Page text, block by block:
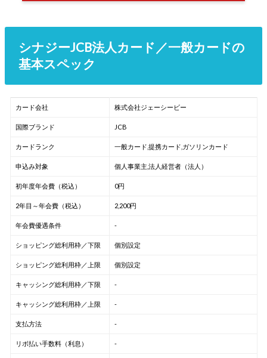
シナジーJCB法人カード／一般カードの
基本スペック
カード会社 株式会社ジェーシービー
国際ブランド JCB
カードランク 一般カード,提携カード,ガソリンカード
申込み対象 個人事業主,法人経営者（法人）
初年度年会費（税込） 0円
2年目～年会費（税込） 2,200円
年会費優遇条件 -
ショッピング総利用枠／下限 個別設定
ショッピング総利用枠／上限 個別設定
キャッシング総利用枠／下限 -
キャッシング総利用枠／上限 -
支払方法 -
リボ払い手数料（利息） -